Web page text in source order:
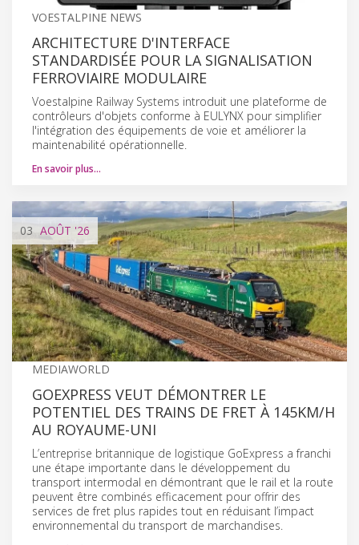
VOESTALPINE NEWS
ARCHITECTURE D'INTERFACE
STANDARDISÉE POUR LA SIGNALISATION
FERROVIAIRE MODULAIRE
Voestalpine Railway Systems introduit une plateforme de
contrôleurs d'objets conforme à EULYNX pour simplifier
l'intégration des équipements de voie et améliorer la
maintenabilité opérationnelle.
En savoir plus…
03 AOÛT '26
MEDIAWORLD
GOEXPRESS VEUT DÉMONTRER LE
POTENTIEL DES TRAINS DE FRET À 145KM/H
AU ROYAUME-UNI
L’entreprise britannique de logistique GoExpress a franchi
une étape importante dans le développement du
transport intermodal en démontrant que le rail et la route
peuvent être combinés efficacement pour offrir des
services de fret plus rapides tout en réduisant l’impact
environnemental du transport de marchandises.